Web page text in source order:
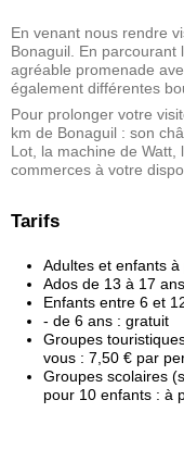
En venant nous rendre
Bonaguil. En parcourant
agréable promenade
également différentes
Pour prolonger votre
km de Bonaguil : son
Lot, la machine de Watt,
commerces à votre
Tarifs
Adultes et enfants
Ados de 13 à 17
Enfants entre 6 et
- de 6 ans : gratuit
Groupes
vous : 7,50 € par
Groupes scolaires
pour 10 enfants : à